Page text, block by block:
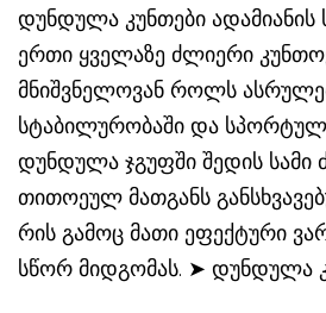
დუნდულა კუნთები
ერთი ყველაზე ძლიერი
მნიშვნელოვან როლს
სტაბილურობაში და
დუნდულა ჯგუფში შედის სამი
თითოეულ მათგანს
რის გამოც მათი ეფექტური
სწორ მიდგომას. ➤ დუნდულა